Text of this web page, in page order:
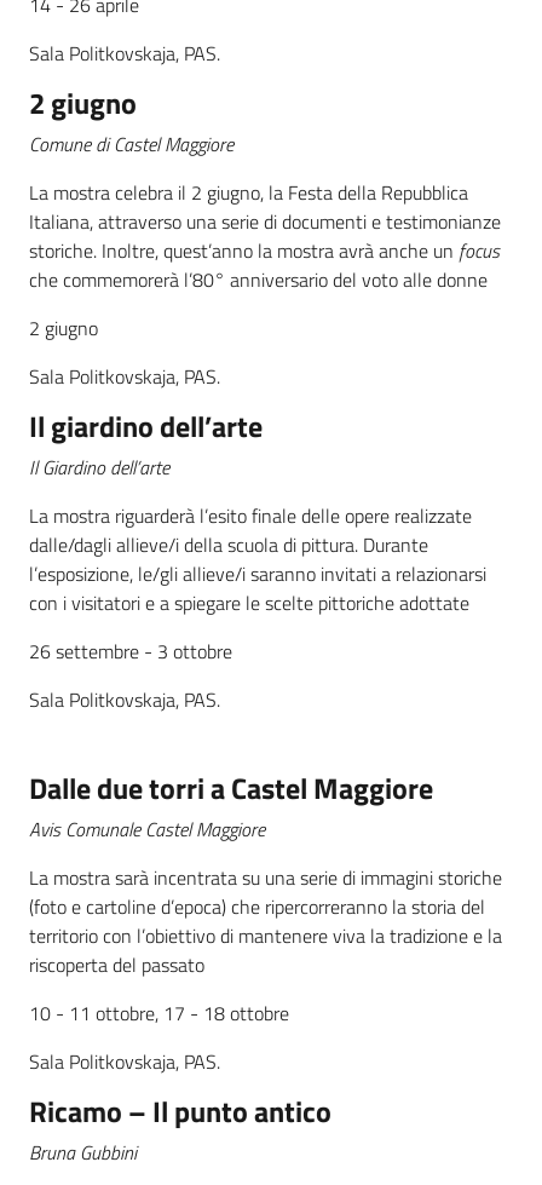
Sala Politkovskaja, PAS.
2 giugno
Comune di Castel Maggiore
La mostra celebra il 2 giugno, la Festa della Repubblica
Italiana, attraverso una serie di documenti e testimonianze
storiche. Inoltre, quest’anno la mostra avrà anche un focus
che commemorerà l’80° anniversario del voto alle donne
2 giugno
Sala Politkovskaja, PAS.
Il giardino dell’arte
Il Giardino dell’arte
La mostra riguarderà l’esito finale delle opere realizzate
dalle/dagli allieve/i della scuola di pittura. Durante
l’esposizione, le/gli allieve/i saranno invitati a relazionarsi
con i visitatori e a spiegare le scelte pittoriche adottate
26 settembre - 3 ottobre
Sala Politkovskaja, PAS.
Dalle due torri a Castel Maggiore
Avis Comunale Castel Maggiore
La mostra sarà incentrata su una serie di immagini storiche
(foto e cartoline d’epoca) che ripercorreranno la storia del
territorio con l’obiettivo di mantenere viva la tradizione e la
riscoperta del passato
10 - 11 ottobre, 17 - 18 ottobre
Sala Politkovskaja, PAS.
Ricamo – Il punto antico
Bruna Gubbini